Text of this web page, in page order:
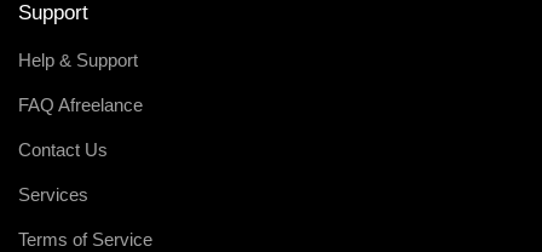
Support
Help & Support
FAQ Afreelance
Contact Us
Services
Terms of Service